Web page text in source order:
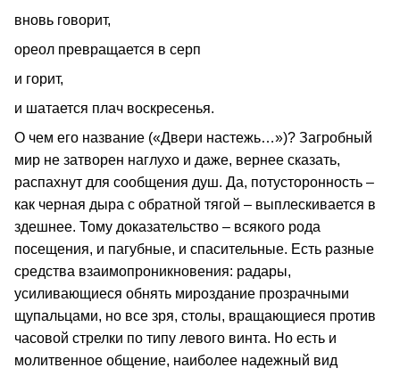
вновь говорит,
ореол превращается в серп
и горит,
и шатается плач воскресенья.
О чем его название («Двери настежь…»)? Загробный
мир не затворен наглухо и даже, вернее сказать,
распахнут для сообщения душ. Да, потусторонность –
как черная дыра с обратной тягой – выплескивается в
здешнее. Тому доказательство – всякого рода
посещения, и пагубные, и спасительные. Есть разные
средства взаимопроникновения: радары,
усиливающиеся обнять мироздание прозрачными
щупальцами, но все зря, столы, вращающиеся против
часовой стрелки по типу левого винта. Но есть и
молитвенное общение, наиболее надежный вид